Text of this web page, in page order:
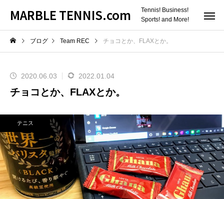
MARBLE TENNIS.com
Tennis! Business!
Sports! and More!
ブログ Team REC チョコとか、FLAXとか。
2020.06.03 2022.01.04
チョコとか、FLAXとか。
テニス